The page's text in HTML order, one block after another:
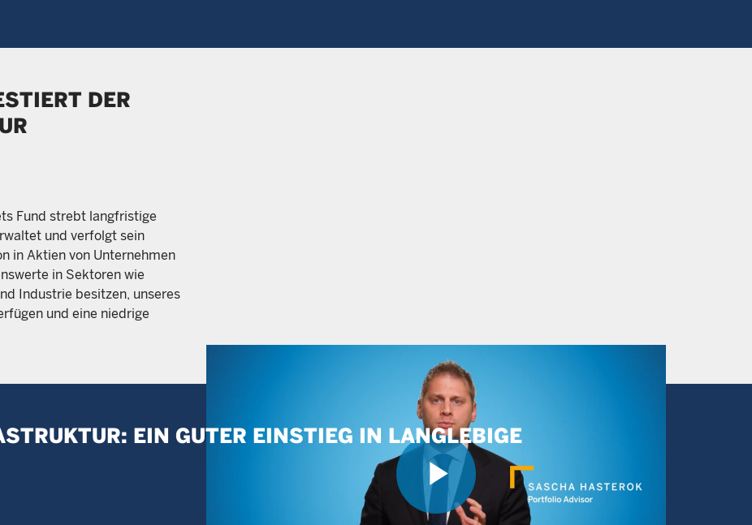
Play
DER
Fund strebt langfristige
und verfolgt sein
in Aktien von Unternehmen
in Sektoren wie
Industrie besitzen, unseres
und eine niedrige
EIN GUTER EINSTIEG IN LANGLEBIGE